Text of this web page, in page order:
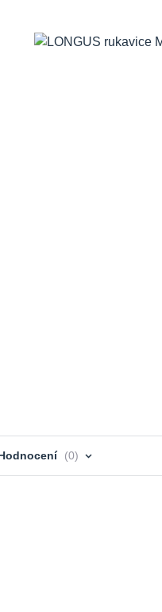
Hodnocení 0